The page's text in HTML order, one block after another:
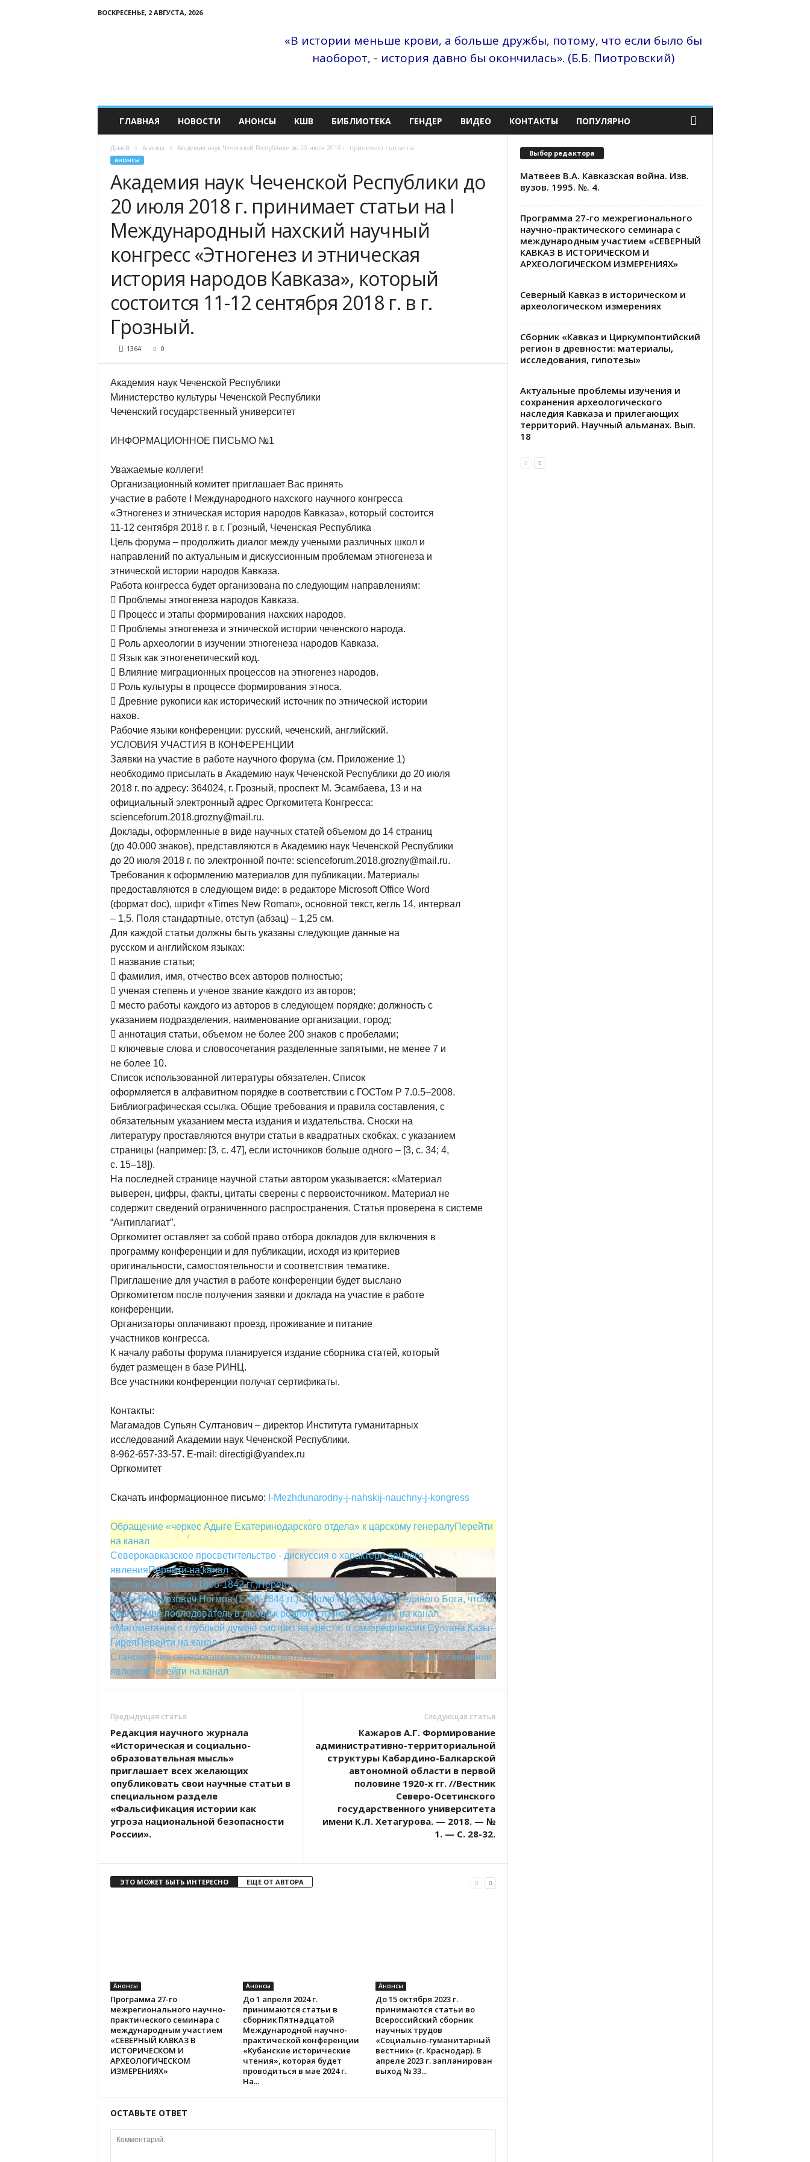
ВОСКРЕСЕНЬЕ, 2 АВГУСТА, 2026
й
«В истории меньше крови, а больше дружбы, потому, что если было бы
наоборот, - история давно бы окончилась». (Б.Б. Пиотровский)
ГЛАВНАЯ НОВОСТИ АНОНСЫ КШВ БИБЛИОТЕКА ГЕНДЕР ВИДЕО КОНТАКТЫ ПОПУЛЯРНО
Домой Анонсы Академия наук Чеченской Республики до 20 июля 2018 г. принимает статьи на...
АНОНСЫ
Академия наук Чеченской Республики до
20 июля 2018 г. принимает статьи на I
Международный нахский научный
конгресс «Этногенез и этническая
история народов Кавказа», который
состоится 11-12 сентября 2018 г. в г.
Грозный.
1364 0
Академия наук Чеченской Республики
Министерство культуры Чеченской Республики
Чеченский государственный университет
ИНФОРМАЦИОННОЕ ПИСЬМО №1
Уважаемые коллеги!
Организационный комитет приглашает Вас принять
участие в работе I Международного нахского научного конгресса
«Этногенез и этническая история народов Кавказа», который состоится
11-12 сентября 2018 г. в г. Грозный, Чеченская Республика
Цель форума – продолжить диалог между учеными различных школ и
направлений по актуальным и дискуссионным проблемам этногенеза и
этнической истории народов Кавказа.
Работа конгресса будет организована по следующим направлениям:
 Проблемы этногенеза народов Кавказа.
 Процесс и этапы формирования нахских народов.
 Проблемы этногенеза и этнической истории чеченского народа.
 Роль археологии в изучении этногенеза народов Кавказа.
 Язык как этногенетический код.
 Влияние миграционных процессов на этногенез народов.
 Роль культуры в процессе формирования этноса.
 Древние рукописи как исторический источник по этнической истории
нахов.
Рабочие языки конференции: русский, чеченский, английский.
УСЛОВИЯ УЧАСТИЯ В КОНФЕРЕНЦИИ
Заявки на участие в работе научного форума (см. Приложение 1)
необходимо присылать в Академию наук Чеченской Республики до 20 июля
2018 г. по адресу: 364024, г. Грозный, проспект М. Эсамбаева, 13 и на
официальный электронный адрес Оргкомитета Конгресса:
scienceforum.2018.grozny@mail.ru.
Доклады, оформленные в виде научных статей объемом до 14 страниц
(до 40.000 знаков), представляются в Академию наук Чеченской Республики
до 20 июля 2018 г. по электронной почте: scienceforum.2018.grozny@mail.ru.
Требования к оформлению материалов для публикации. Материалы
предоставляются в следующем виде: в редакторе Microsoft Office Word
(формат doc), шрифт «Times New Roman», основной текст, кегль 14, интервал
– 1,5. Поля стандартные, отступ (абзац) – 1,25 см.
Для каждой статьи должны быть указаны следующие данные на
русском и английском языках:
 название статьи;
 фамилия, имя, отчество всех авторов полностью;
 ученая степень и ученое звание каждого из авторов;
 место работы каждого из авторов в следующем порядке: должность с
указанием подразделения, наименование организации, город;
 аннотация статьи, объемом не более 200 знаков с пробелами;
 ключевые слова и словосочетания разделенные запятыми, не менее 7 и
не более 10.
Список использованной литературы обязателен. Список
оформляется в алфавитном порядке в соответствии с ГОСТом Р 7.0.5–2008.
Библиографическая ссылка. Общие требования и правила составления, с
обязательным указанием места издания и издательства. Сноски на
литературу проставляются внутри статьи в квадратных скобках, с указанием
страницы (например: [3, с. 47], если источников больше одного – [3, с. 34; 4,
с. 15–18]).
На последней странице научной статьи автором указывается: «Материал
выверен, цифры, факты, цитаты сверены с первоисточником. Материал не
содержит сведений ограниченного распространения. Статья проверена в системе
“Антиплагиат”.
Оргкомитет оставляет за собой право отбора докладов для включения в
программу конференции и для публикации, исходя из критериев
оригинальности, самостоятельности и соответствия тематике.
Приглашение для участия в работе конференции будет выслано
Оргкомитетом после получения заявки и доклада на участие в работе
конференции.
Организаторы оплачивают проезд, проживание и питание
участников конгресса.
К началу работы форума планируется издание сборника статей, который
будет размещен в базе РИНЦ.
Все участники конференции получат сертификаты.
Контакты:
Магамадов Супьян Султанович – директор Института гуманитарных
исследований Академии наук Чеченской Республики.
8-962-657-33-57. Е-mail: directigi@yandex.ru
Оргкомитет
Скачать информационное письмо: I-Mezhdunarodny-j-nahskij-nauchny-j-kongress
Обращение «черкес Адыге Екатеринодарского отдела» к царскому генералуПерейти
на канал
Северокавказское просветительство - дискуссия о характере данного
явленияПерейти на канал
Султан Хан-Гирей (1808-1842 гг.)Перейти на канал
Шора Бекмурзович Ногмов (1794-1844 гг.): «Молю Провидение и единого Бога, чтобы
явился мне последователь в любви к родному языку...»Перейти на канал
«Магометанин с глубокой думою смотрит на крест»: о саморефлексии Султана Казы-
ГиреяПерейти на канал
Становление северокавказского просветительства: основные подходы в освещении
явленияПерейти на канал
Предыдущая статья
Редакция научного журнала
«Историческая и социально-
образовательная мысль»
приглашает всех желающих
опубликовать свои научные статьи в
специальном разделе
«Фальсификация истории как
угроза национальной безопасности
России».
Следующая статья
Кажаров А.Г. Формирование
административно-территориальной
структуры Кабардино-Балкарской
автономной области в первой
половине 1920-х гг. //Вестник
Северо-Осетинского
государственного университета
имени К.Л. Хетагурова. — 2018. — №
1. — С. 28-32.
ЭТО МОЖЕТ БЫТЬ ИНТЕРЕСНО ЕЩЕ ОТ АВТОРА
Анонсы
Программа 27-го
межрегионального научно-
практического семинара с
международным участием
«СЕВЕРНЫЙ КАВКАЗ В
ИСТОРИЧЕСКОМ И
АРХЕОЛОГИЧЕСКОМ
ИЗМЕРЕНИЯХ»
Анонсы
До 1 апреля 2024 г.
принимаются статьи в
сборник Пятнадцатой
Международной научно-
практической конференции
«Кубанские исторические
чтения», которая будет
проводиться в мае 2024 г.
На...
Анонсы
До 15 октября 2023 г.
принимаются статьи во
Всероссийский сборник
научных трудов
«Социально-гуманитарный
вестник» (г. Краснодар). В
апреле 2023 г. запланирован
выход № 33...
ОСТАВЬТЕ ОТВЕТ
Выбор редактора
Матвеев В.А. Кавказская война. Изв.
вузов. 1995. №. 4.
Программа 27-го межрегионального
научно-практического семинара с
международным участием «СЕВЕРНЫЙ
КАВКАЗ В ИСТОРИЧЕСКОМ И
АРХЕОЛОГИЧЕСКОМ ИЗМЕРЕНИЯХ»
Северный Кавказ в историческом и
археологическом измерениях
Сборник «Кавказ и Циркумпонтийский
регион в древности: материалы,
исследования, гипотезы»
Актуальные проблемы изучения и
сохранения археологического
наследия Кавказа и прилегающих
территорий. Научный альманах. Вып.
18